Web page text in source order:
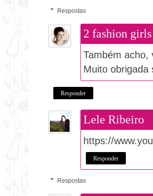
Respostas
2 fashion girls
Também acho,
Muito obrigada
Responder
Lele Ribeiro
https://
Responder
Respostas